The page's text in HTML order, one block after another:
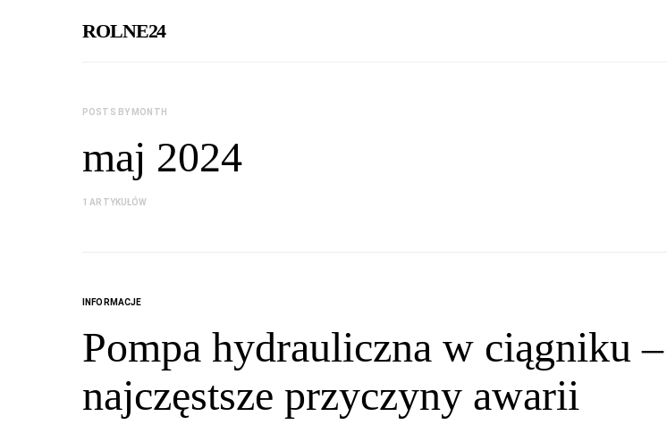
ROLNE24
POSTS BY MONTH
maj 2024
1 ARTYKUŁÓW
INFORMACJE
Pompa hydrauliczna w ciągniku –
najczęstsze przyczyny awarii